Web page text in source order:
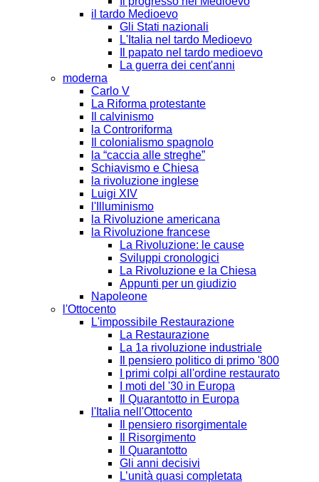
il tardo Medioevo
Gli Stati nazionali
L'Italia nel tardo Medioevo
Il papato nel tardo medioevo
La guerra dei cent'anni
moderna
Carlo V
La Riforma protestante
Il calvinismo
la Controriforma
Il colonialismo spagnolo
la “caccia alle streghe”
Schiavismo e Chiesa
la rivoluzione inglese
Luigi XIV
l'Illuminismo
la Rivoluzione americana
la Rivoluzione francese
La Rivoluzione: le cause
Sviluppi cronologici
La Rivoluzione e la Chiesa
Appunti per un giudizio
Napoleone
l'Ottocento
L'impossibile Restaurazione
La Restaurazione
La 1a rivoluzione industriale
Il pensiero politico di primo '800
I primi colpi all'ordine restaurato
I moti del '30 in Europa
Il Quarantotto in Europa
l'Italia nell'Ottocento
Il pensiero risorgimentale
Il Risorgimento
Il Quarantotto
Gli anni decisivi
L’unità quasi completata